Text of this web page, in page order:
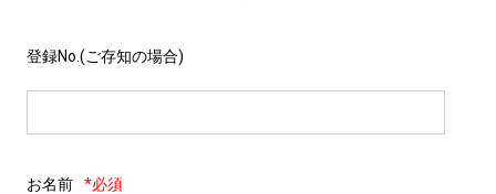
登録No.(ご存知の場合)
お名前 *必須